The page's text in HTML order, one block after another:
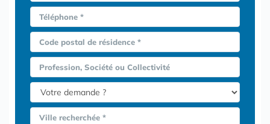
Téléphone *
Code postal de résidence *
Profession, Société ou Collectivité
Ville recherchée *